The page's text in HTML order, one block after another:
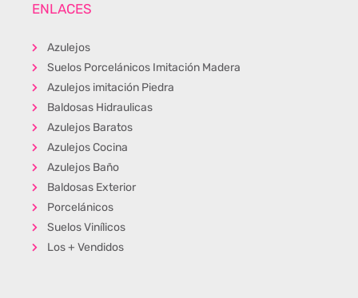
ENLACES
Azulejos
Suelos Porcelánicos Imitación Madera
Azulejos imitación Piedra
Baldosas Hidraulicas
Azulejos Baratos
Azulejos Cocina
Azulejos Baño
Baldosas Exterior
Porcelánicos
Suelos Vinílicos
Los + Vendidos